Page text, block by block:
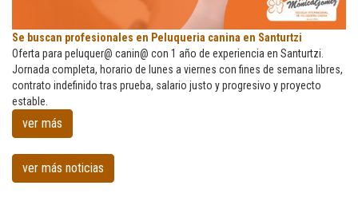
Se
buscan
profesionales
en
Peluqueria
Se buscan profesionales en Peluqueria canina en Santurtzi
Oferta para peluquer@ canin@ con 1 año de experiencia en Santurtzi.
Jornada completa, horario de lunes a viernes con fines de semana libres,
contrato indefinido tras prueba, salario justo y progresivo y proyecto
estable.
ver más
ver más noticias